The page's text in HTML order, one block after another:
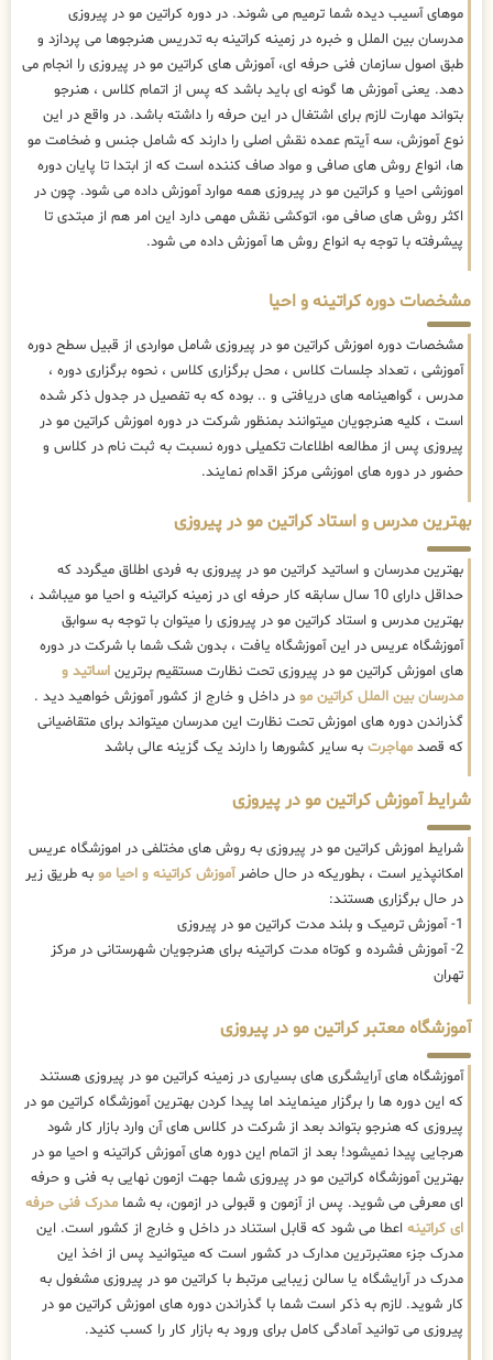
موهای آسیب دیده شما ترمیم می شوند. در دوره کراتین مو در پیروزی
مدرسان بین الملل و خبره در زمینه کراتینه به تدریس هنرجوها می پردازد و
طبق اصول سازمان فنی حرفه ای، آموزش های کراتین مو در پیروزی را انجام می
دهد. یعنی آموزش ها گونه ای باید باشد که پس از اتمام کلاس ، هنرجو
بتواند مهارت لازم برای اشتغال در این حرفه را داشته باشد. در واقع در این
نوع آموزش، سه آیتم عمده نقش اصلی را دارند که شامل جنس و ضخامت مو
ها، انواع روش های صافی و مواد صاف کننده است که از ابتدا تا پایان دوره
اموزشی احیا و کراتین مو در پیروزی همه موارد آموزش داده می شود. چون در
اکثر روش های صافی مو، اتوکشی نقش مهمی دارد این امر هم از مبتدی تا
پیشرفته با توجه به انواع روش ها آموزش داده می شود.
مشخصات دوره کراتینه و احیا
مشخصات دوره اموزش کراتین مو در پیروزی شامل مواردی از قبیل سطح دوره
آموزشی ، تعداد جلسات کلاس ، محل برگزاری کلاس ، نحوه برگزاری دوره ،
مدرس ، گواهینامه های دریافتی و .. بوده که به تفصیل در جدول ذکر شده
است ، کلیه هنرجویان میتوانند بمنظور شرکت در دوره اموزش کراتین مو در
پیروزی پس از مطالعه اطلاعات تکمیلی دوره نسبت به ثبت نام در کلاس و
حضور در دوره های اموزشی مرکز اقدام نمایند.
بهترین مدرس و استاد کراتین مو در پیروزی
بهترین مدرسان و اساتید کراتین مو در پیروزی به فردی اطلاق میگردد که
حداقل دارای 10 سال سابقه کار حرفه ای در زمینه کراتینه و احیا مو میباشد ،
بهترین مدرس و استاد کراتین مو در پیروزی را میتوان با توجه به سوابق
آموزشگاه عریس در این آموزشگاه یافت ، بدون شک شما با شرکت در دوره
های اموزش کراتین مو در پیروزی تحت نظارت مستقیم برترین اساتید و
مدرسان بین الملل کراتین مو در داخل و خارج از کشور آموزش خواهید دید .
گذراندن دوره های اموزش تحت نظارت این مدرسان میتواند برای متقاضیانی
که قصد مهاجرت به سایر کشورها را دارند یک گزینه عالی باشد
شرایط آموزش کراتین مو در پیروزی
شرایط اموزش کراتین مو در پیروزی به روش های مختلفی در اموزشگاه عریس
امکانپذیر است ، بطوریکه در حال حاضرآموزش کراتینه و احیا مو به طریق زیر
در حال برگزاری هستند:
1- آموزش ترمیک و بلند مدت کراتین مو در پیروزی
2- آموزش فشرده و کوتاه مدت کراتینه برای هنرجویان شهرستانی در مرکز
تهران
آموزشگاه معتبر کراتین مو در پیروزی
آموزشگاه های آرایشگری های بسیاری در زمینه کراتین مو در پیروزی هستند
که این دوره ها را برگزار مینمایند اما پیدا کردن بهترین آموزشگاه کراتین مو در
پیروزی که هنرجو بتواند بعد از شرکت در کلاس های آن وارد بازار کار شود
هرجایی پیدا نمیشود! بعد از اتمام این دوره های آموزش کراتینه و احیا مو در
بهترین آموزشگاه کراتین مو در پیروزی شما جهت ازمون نهایی به فنی و حرفه
ای معرفی می شوید. پس از آزمون و قبولی در ازمون، به شما مدرک فنی حرفه
ای کراتینه اعطا می شود که قابل استناد در داخل و خارج از کشور است. این
مدرک جزء معتبرترین مدارک در کشور است که میتوانید پس از اخذ این
مدرک در آرایشگاه یا سالن زیبایی مرتبط با کراتین مو در پیروزی مشغول به
کار شوید. لازم به ذکر است شما با گذراندن دوره های اموزش کراتین مو در
پیروزی می توانید آمادگی کامل برای ورود به بازار کار را کسب کنید.